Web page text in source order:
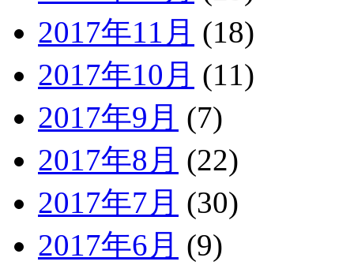
2017年11月 (18)
2017年10月 (11)
2017年9月 (7)
2017年8月 (22)
2017年7月 (30)
2017年6月 (9)